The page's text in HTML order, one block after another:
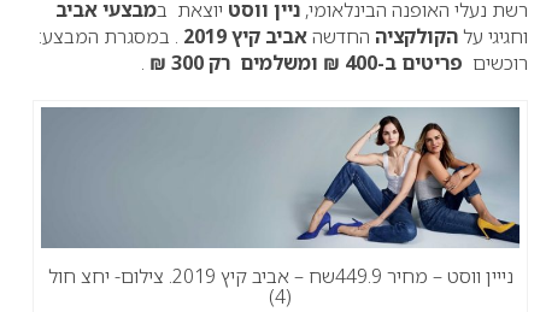
רשת נעלי האופנה הבינלאומי, ניין ווסט יוצאת במבצעי אביב
וחגיגי עלהקולקציה החדשהאביב קיץ 2019
. במסגרת המבצע:
רוכשים פריטים ב-400 ₪ ומשלמים רק 300 ₪ .
נייין ווסט – מחיר 449.9שח – אביב קיץ 2019. צילום- יחצ חול
(4)